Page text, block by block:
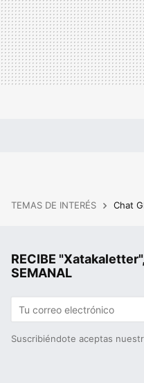
TEMAS DE INTERÉS Chat
RECIBE
SEMANAL
Suscribiéndote aceptas